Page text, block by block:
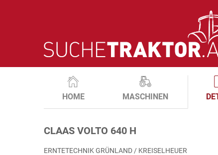
HOME MASCHINEN
CLAAS VOLTO 640 H
ERNTETECHNIK GRÜNLAND / KREISELHEUER